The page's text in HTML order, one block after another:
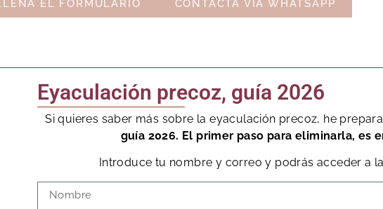
EL FORMULARIO CONTACTA VÍA WHATSAPP
Eyaculación precoz, guía 2026
Si quieres saber más sobre la eyaculación precoz, he
guía 2026. El primer paso para eliminarla, es
Introduce tu nombre y correo y podrás acceder a